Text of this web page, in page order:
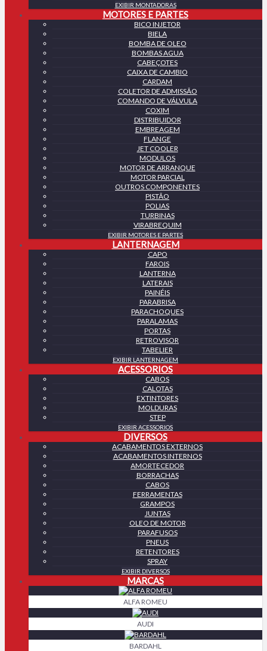
EXIBIR MONTADORAS
MOTORES E PARTES
BICO INJETOR
BIELA
BOMBA DE OLEO
BOMBAS AGUA
CABEÇOTES
CAIXA DE CAMBIO
CARDAM
COLETOR DE ADMISSÃO
COMANDO DE VÁLVULA
COXIM
DISTRIBUIDOR
EMBREAGEM
FLANGE
JET COOLER
MODULOS
MOTOR DE ARRANQUE
MOTOR PARCIAL
OUTROS COMPONENTES
PISTÃO
POLIAS
TURBINAS
VIRABREQUIM
EXIBIR MOTORES E PARTES
LANTERNAGEM
CAPO
FAROIS
LANTERNA
LATERAIS
PAINÉIS
PARABRISA
PARACHOQUES
PARALAMAS
PORTAS
RETROVISOR
TABELIER
EXIBIR LANTERNAGEM
ACESSORIOS
CABOS
CALOTAS
EXTINTORES
MOLDURAS
STEP
EXIBIR ACESSORIOS
DIVERSOS
ACABAMENTOS EXTERNOS
ACABAMENTOS INTERNOS
AMORTECEDOR
BORRACHAS
CABOS
FERRAMENTAS
GRAMPOS
JUNTAS
OLEO DE MOTOR
PARAFUSOS
PNEUS
RETENTORES
SPRAY
EXIBIR DIVERSOS
MARCAS
ALFA ROMEU
AUDI
BARDAHL